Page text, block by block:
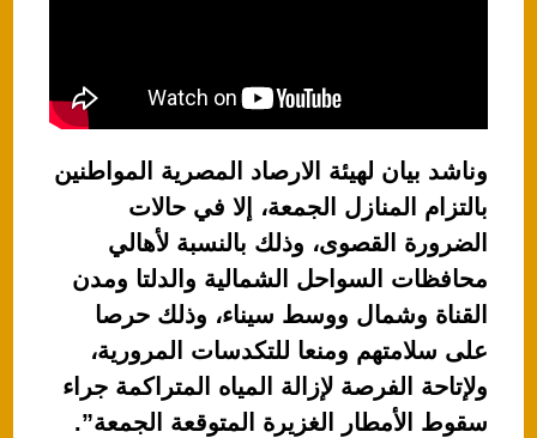
وناشد بيان لهيئة الارصاد المصرية المواطنين
بالتزام المنازل الجمعة، إلا في حالات
الضرورة القصوى، وذلك بالنسبة لأهالي
محافظات السواحل الشمالية والدلتا ومدن
القناة وشمال ووسط سيناء، وذلك حرصا
على سلامتهم ومنعا للتكدسات المرورية،
ولإتاحة الفرصة لإزالة المياه المتراكمة جراء
سقوط الأمطار الغزيرة المتوقعة الجمعة”.